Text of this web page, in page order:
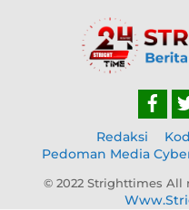
Redaksi
Pedoman Media
© 2022 Strighttimes All